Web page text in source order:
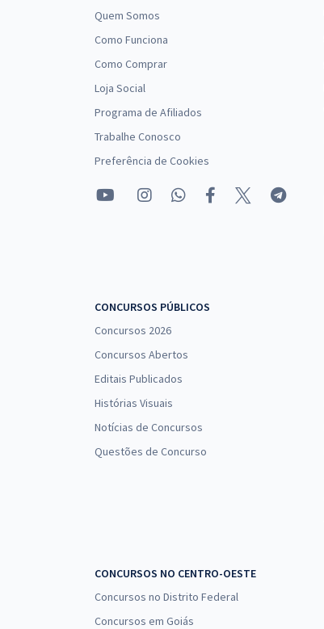
Quem Somos
Como Funciona
Como Comprar
Loja Social
Programa de Afiliados
Trabalhe Conosco
Preferência de Cookies
CONCURSOS PÚBLICOS
Concursos 2026
Concursos Abertos
Editais Publicados
Histórias Visuais
Notícias de Concursos
Questões de Concurso
CONCURSOS NO CENTRO-OESTE
Concursos no Distrito Federal
Concursos em Goiás